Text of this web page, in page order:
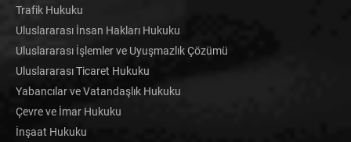
Trafik Hukuku
Uluslararası İnsan Hakları Hukuku
Uluslararası İşlemler ve Uyuşmazlık Çözümü
Uluslararası Ticaret Hukuku
Yabancılar ve Vatandaşlık Hukuku
Çevre ve İmar Hukuku
İnşaat Hukuku